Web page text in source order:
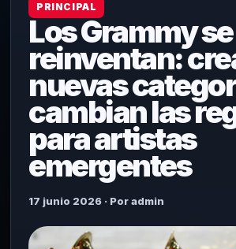
PRINCIPAL
Los Grammy se
reinventan:
nuevas
cambian las
para artistas
emergentes
17 junio 2026 · Por admin